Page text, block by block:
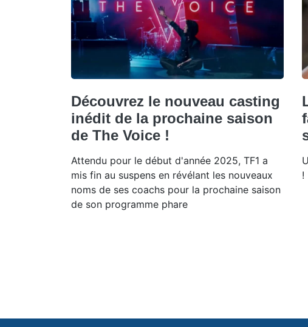
Découvrez le nouveau casting
inédit de la prochaine saison
de The Voice !
Attendu pour le début d'année 2025, TF1 a
mis fin au suspens en révélant les nouveaux
noms de ses coachs pour la prochaine saison
de son programme phare
!